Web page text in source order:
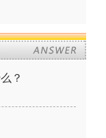
？